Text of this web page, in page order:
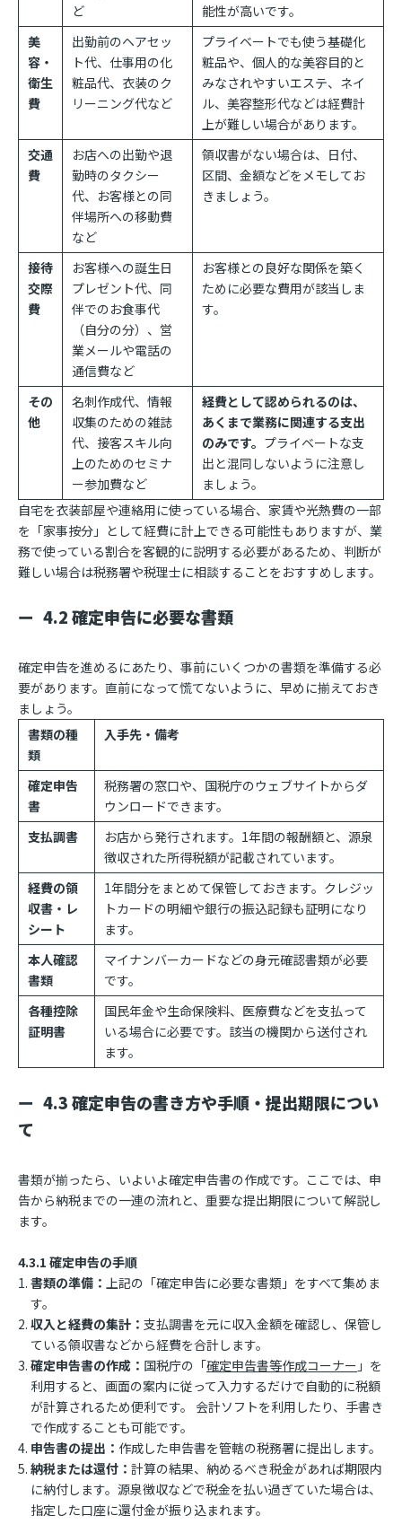
ど
能性が高いです。
美
容・
衛生
費
出勤前のヘアセッ
ト代、仕事用の化
粧品代、衣装のク
リーニング代など
プライベートでも使う基礎化
粧品や、個人的な美容目的と
みなされやすいエステ、ネイ
ル、美容整形代などは経費計
上が難しい場合があります。
交通
費
お店への出勤や退
勤時のタクシー
代、お客様との同
伴場所への移動費
など
領収書がない場合は、日付、
区間、金額などをメモしてお
きましょう。
接待
交際
費
お客様への誕生日
プレゼント代、同
伴でのお食事代
（自分の分）、営
業メールや電話の
通信費など
お客様との良好な関係を築く
ために必要な費用が該当しま
す。
その
他
名刺作成代、情報
収集のための雑誌
代、接客スキル向
上のためのセミナ
ー参加費など
経費として認められるのは、
あくまで業務に関連する支出
のみです。 プライベートな支
出と混同しないように注意し
ましょう。
自宅を衣装部屋や連絡用に使っている場合、家賃や光熱費の一部
を「家事按分」として経費に計上できる可能性もありますが、業
務で使っている割合を客観的に説明する必要があるため、判断が
難しい場合は税務署や税理士に相談することをおすすめします。
4.2 確定申告に必要な書類
確定申告を進めるにあたり、事前にいくつかの書類を準備する必
要があります。直前になって慌てないように、早めに揃えておき
ましょう。
書類の種
類
入手先・備考
確定申告
書
税務署の窓口や、国税庁のウェブサイトからダ
ウンロードできます。
支払調書
お店から発行されます。1年間の報酬額と、源泉
徴収された所得税額が記載されています。
経費の領
収書・レ
シート
1年間分をまとめて保管しておきます。クレジッ
トカードの明細や銀行の振込記録も証明になり
ます。
本人確認
書類
マイナンバーカードなどの身元確認書類が必要
です。
各種控除
証明書
国民年金や生命保険料、医療費などを支払って
いる場合に必要です。該当の機関から送付され
ます。
4.3 確定申告の書き方や手順・提出期限につい
て
書類が揃ったら、いよいよ確定申告書の作成です。ここでは、申
告から納税までの一連の流れと、重要な提出期限について解説し
ます。
4.3.1 確定申告の手順
書類の準備： 上記の「確定申告に必要な書類」をすべて集めま
す。
収入と経費の集計： 支払調書を元に収入金額を確認し、保管し
ている領収書などから経費を合計します。
確定申告書の作成： 国税庁の「確定申告書等作成コーナー 」を
利用すると、画面の案内に従って入力するだけで自動的に税額
が計算されるため便利です。 会計ソフトを利用したり、手書き
で作成することも可能です。
申告書の提出： 作成した申告書を管轄の税務署に提出します。
納税または還付： 計算の結果、納めるべき税金があれば期限内
に納付します。源泉徴収などで税金を払い過ぎていた場合は、
指定した口座に還付金が振り込まれます。